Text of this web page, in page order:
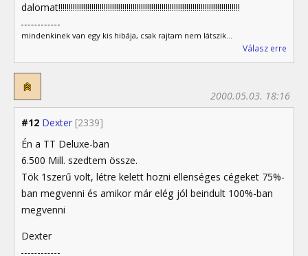
dalomat!!!!!!!!!!!!!!!!!!!!!!!!!!!!!!!!!!!!!!!!!!!!!!!!!!!!!!!!!!!!!!!!!!!!!!!!!!!!!!!!!!!!!!!!
mindenkinek van egy kis hibája, csak rajtam nem látszik...
Válasz erre
#12 Dexter [2339]
2000.05.03. 18:16
Én a TT Deluxe-ban
6.500 Mill. szedtem össze.
Tök 1szerű volt, létre kelett hozni ellenséges cégeket 75%-
ban megvenni és amikor már elég jól beindult 100%-ban
megvenni
Dexter